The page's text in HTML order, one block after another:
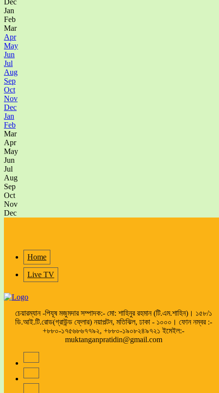
Dec
Jan
Feb
Mar
Apr
May
Jun
Jul
Aug
Sep
Oct
Nov
Dec
Jan
Feb
Mar
Apr
May
Jun
Jul
Aug
Sep
Oct
Nov
Dec
Home
Live TV
চেয়ারম্যান -পিযূষ মজুমদার সম্পাদক:- মো: শাহিনুর রহমান (টি.এম.শাহিন)। ১৫৮/১
ডি.আই.টি.রোড(গ্রাউন্ড ফ্লোর) নয়াপল্টন, মতিঝিল, ঢাকা - ১০০০। ফোন নম্বর :-
+৮৮০-১৭৫৬৮৬৭৭৯২, +৮৮০-১৯০৮২৪৯৭২১ ইমেইল:-
muktanganpratidin@gmail.com